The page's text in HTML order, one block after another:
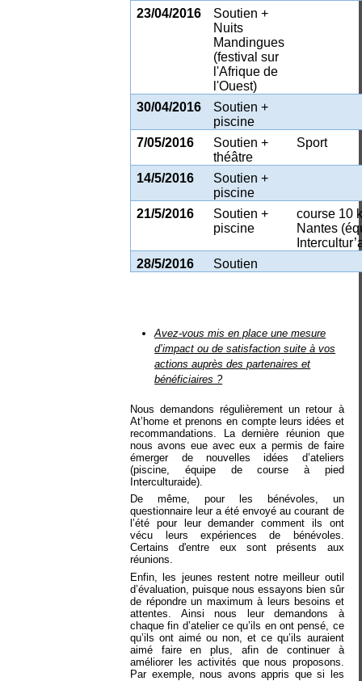
23/04/2016
Soutien +
Nuits
Mandingues
(festival sur
l'Afrique de
l'Ouest)
30/04/2016
Soutien +
piscine
7/05/2016
Soutien +
théâtre
Sport
14/5/2016
Soutien +
piscine
21/5/2016
Soutien +
piscine
course 10
Nantes
28/5/2016
Soutien
Avez-vous mis en place une mesure
d’impact ou de satisfaction suite à vos
actions auprès des partenaires et
bénéficiaires ?
Nous demandons régulièrement un retour à
At’home et prenons en compte leurs idées et
recommandations. La dernière réunion que
nous avons eue avec eux a permis de faire
émerger de nouvelles idées d’ateliers
(piscine, équipe de course à pied
Interculturaide).
De même, pour les bénévoles, un
questionnaire leur a été envoyé au courant de
l’été pour leur demander comment ils ont
vécu leurs expériences de bénévoles.
Certains d'entre eux sont présents aux
réunions.
Enfin, les jeunes restent notre meilleur outil
d’évaluation, puisque nous essayons bien sûr
de répondre un maximum à leurs besoins et
attentes. Ainsi nous leur demandons à
chaque fin d’atelier ce qu’ils en ont pensé, ce
qu’ils ont aimé ou non, et ce qu’ils auraient
aimé faire en plus, afin de continuer à
améliorer les activités que nous proposons.
Par exemple, nous avons appris que si les